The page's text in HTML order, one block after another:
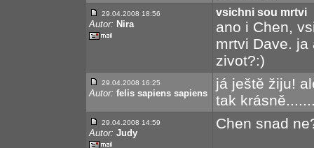
29.04.2008 18:56
Autor: Nira
vsichni sou mrtvi
ano i Chen,
mrtvi Dave. ja
zivot?:)
29.04.2008 16:25
Autor: felis sapiens sapiens
já ještě žiju!
tak
29.04.2008 14:59
Autor: Judy
Chen snad